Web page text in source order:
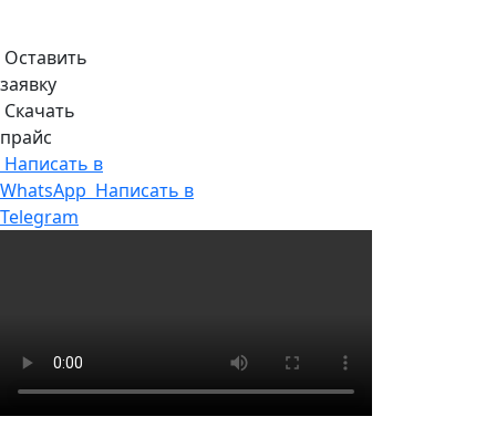
Оставить
заявку
Скачать
прайс
Написать в
WhatsApp Написать в
Telegram